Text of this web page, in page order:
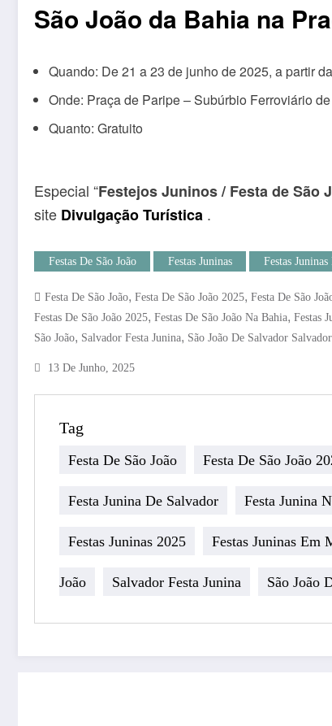
São João da Bahia na
Quando: De 21 a 23 de junho de 2025, a partir
Onde: Praça de Paripe – Subúrbio Ferroviário
Quanto: Gratuito
Especial “Festejos Juninos / Festa de São
site Divulgação Turística .
Festas De São João Festas Juninas Festas
Festa De São João, Festa De São João 2025, Festa De São
Festas De São João 2025, Festas De São João Na Bahia, Festas
São João, Salvador Festa Junina, São João De Salvador
13 De Junho, 2025
Tag
Festa De São João Festa De São João
Festa Junina De Salvador Festa Junina
Festas Juninas 2025 Festas Juninas Em
João Salvador Festa Junina São João